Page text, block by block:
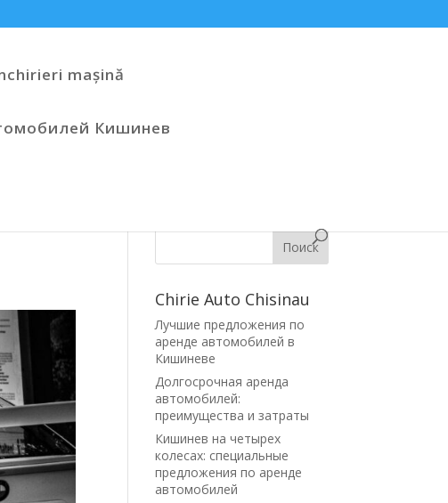
mașină
Кишинев
Поиск
Chirie Auto Chisinau
Лучшие предложения по
аренде автомобилей в
Кишиневе
Долгосрочная аренда
автомобилей:
преимущества и затраты
Кишинев на четырех
колесах: специальные
предложения по аренде
автомобилей